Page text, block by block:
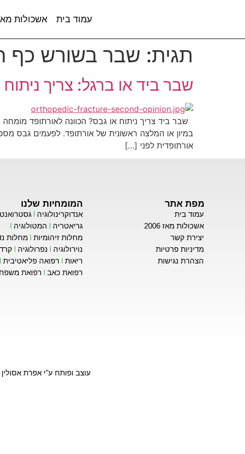
עמוד בית אשכולות מאז
תגית: שבר בשורש כף
שבר ביד או ברגל: צריך
שבר ביד צריך ניתוח או גבס? הכוונה לאורתופד
במיון או המלצה ראשונית של אורתופד. לפעמים גבס
אורתופדית לפני […]
מפת אתר
עמוד בית
אשכולות מאז 2006
יצירת קשר
מדיניות פרטיות
הצהרת נגישות
המומחיות שלנו
אנדוקרינולוגיה
גריאטריה
המטולוגיה
מחלות זיהומיות
מחלות
נוירולוגיה
נפרולוגיה
ריאות
רפואה פליאטיבית
רפואת כאב
רפואת
עוצב ופותח ע"י אפרת אסולין